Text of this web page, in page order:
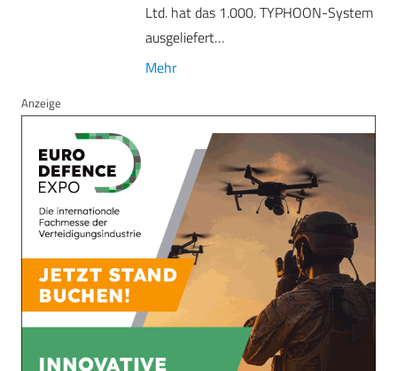
Ltd. hat das 1.000. TYPHOON-System
ausgeliefert…
Mehr
Anzeige